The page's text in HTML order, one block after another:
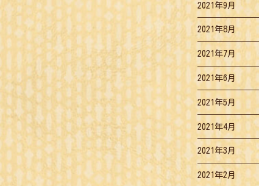
2021年9月
2021年8月
2021年7月
2021年6月
2021年5月
2021年4月
2021年3月
2021年2月